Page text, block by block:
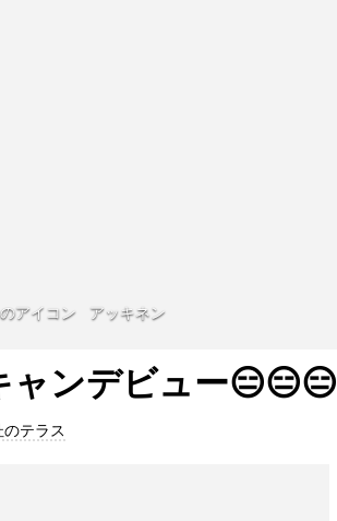
アッキネン
ャンデビュー😑😑😑
テラス